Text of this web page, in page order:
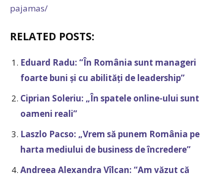
pajamas/
RELATED POSTS:
Eduard Radu: “În România sunt manageri
foarte buni și cu abilități de leadership”
Ciprian Soleriu: „În spatele online-ului sunt
oameni reali”
Laszlo Pacso: „Vrem să punem România pe
harta mediului de business de încredere”
Andreea Alexandra Vîlcan: “Am văzut că